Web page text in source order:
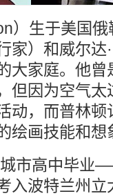
）生于美国
家）和威尔达
大家庭。他
但因为空气
动，而普林
绘画技能和想
市高中毕业
入波特兰州